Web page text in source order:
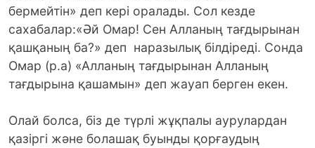
бермейтін» деп кері оралады. Сол кезде
сахабалар:«Әй Омар! Сен Алланың тағдырынан
қашқаның ба?» деп наразылық білдіреді. Сонда
Омар (р.а) «Алланың тағдырынан Алланың
тағдырына қашамын» деп жауап берген екен.
Олай болса, біз де түрлі жұқпалы аурулардан
қазіргі және болашақ буынды қорғаудың